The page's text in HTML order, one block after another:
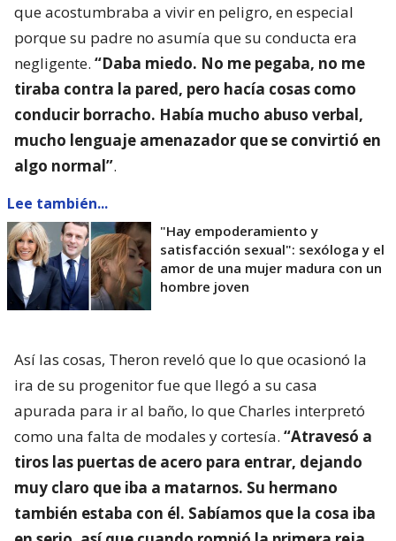
que acostumbraba a vivir en peligro, en especial
porque su padre no asumía que su conducta era
negligente. “Daba miedo. No me pegaba, no me
tiraba contra la pared, pero hacía cosas como
conducir borracho. Había mucho abuso verbal,
mucho lenguaje amenazador que se convirtió en
algo normal”.
Lee también...
"Hay empoderamiento y
satisfacción sexual": sexóloga y el
amor de una mujer madura con un
hombre joven
Así las cosas, Theron reveló que lo que ocasionó la
ira de su progenitor fue que llegó a su casa
apurada para ir al baño, lo que Charles interpretó
como una falta de modales y cortesía. “Atravesó a
tiros las puertas de acero para entrar, dejando
muy claro que iba a matarnos. Su hermano
también estaba con él. Sabíamos que la cosa iba